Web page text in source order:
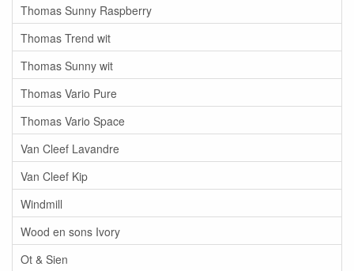
Thomas Sunny Raspberry
Thomas Trend wit
Thomas Sunny wit
Thomas Vario Pure
Thomas Vario Space
Van Cleef Lavandre
Van Cleef Kip
Windmill
Wood en sons Ivory
Ot & Sien